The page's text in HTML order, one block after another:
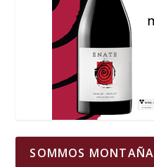
SOMMOS MONTAÑA